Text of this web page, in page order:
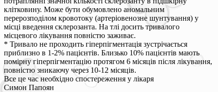
клітковину. Може бути обумовлено аномальним
перерозподілом кровотоку (артеріовенозне шунтування) у
місці введення склерозанта. На тлі досить тривалого
місцевого лікування повністю заживає.
* Тривало не проходить гіперпігментація зустрічається
приблизно в 1-2% пацієнтів. Близько 10% пацієнтів мають
помірну гіперпігментацію протягом 6 місяців після лікування,
повністю зникаючу через 10-12 місяців.
Все це час необхідно спостереження у лікаря
Симон Папоян